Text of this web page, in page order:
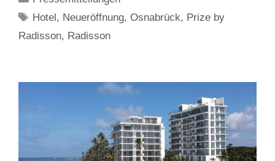
Schlagwörter
Hotel, Neueröffnung,Osnabrück, Prize by
Radisson, Radisson